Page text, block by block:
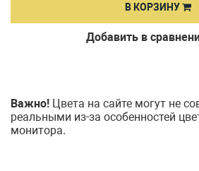
В КОРЗИНУ
Добавить в
Важно! Цвета на сайте могут не
реальными из-за особенностей
монитора.